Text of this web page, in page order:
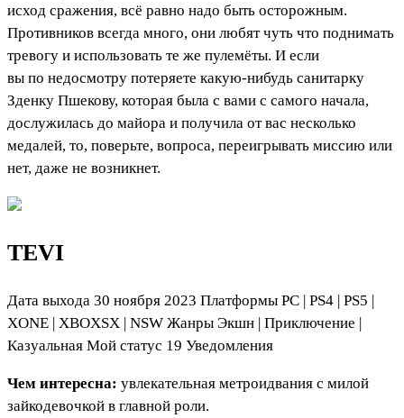
исход сражения, всё равно надо быть осторожным.
Противников всегда много, они любят чуть что поднимать
тревогу и использовать те же пулемёты. И если
вы по недосмотру потеряете какую-нибудь санитарку
Зденку Пшекову, которая была с вами с самого начала,
дослужилась до майора и получила от вас несколько
медалей, то, поверьте, вопроса, переигрывать миссию или
нет, даже не возникнет.
TEVI
Дата выхода 30 ноября 2023 Платформы PC | PS4 | PS5 |
XONE | XBOXSX | NSW Жанры Экшн | Приключение |
Казуальная Мой статус 19 Уведомления
Чем интересна: увлекательная метроидвания с милой
зайкодевочкой в главной роли.